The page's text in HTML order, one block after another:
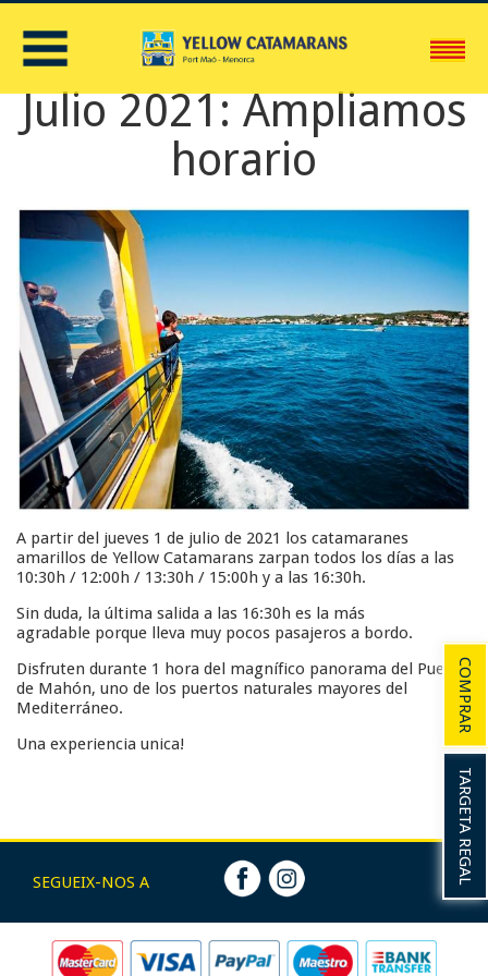
Julio 2021: Ampliamos
horario
A partir del jueves 1 de julio de 2021 los catamaranes
amarillos de Yellow Catamarans zarpan todos los días a las
10:30h / 12:00h / 13:30h / 15:00h y a las 16:30h.
Sin duda, la última salida a las 16:30h es la más
agradable porque lleva muy pocos pasajeros a bordo.
Disfruten durante 1 hora del magnífico panorama del Puerto
de Mahón, uno de los puertos naturales mayores del
Mediterráneo.
Una experiencia unica!
COMPRAR
TARGETA REGAL
SEGUEIX-NOS A